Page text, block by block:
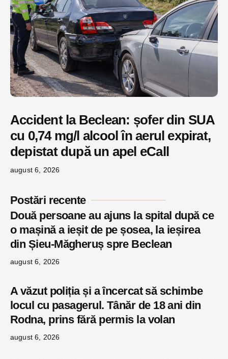
Accident la Beclean: șofer din SUA
cu 0,74 mg/l alcool în aerul expirat,
depistat după un apel eCall
august 6, 2026
Postări recente
Două persoane au ajuns la spital după ce
o mașină a ieșit de pe șosea, la ieșirea
din Șieu-Măgheruș spre Beclean
august 6, 2026
A văzut poliția și a încercat să schimbe
locul cu pasagerul. Tânăr de 18 ani din
Rodna, prins fără permis la volan
august 6, 2026